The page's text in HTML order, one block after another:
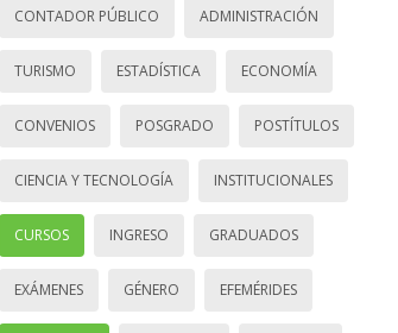
CONTADOR PÚBLICO ADMINISTRACIÓN
TURISMO ESTADÍSTICA ECONOMÍA
CONVENIOS POSGRADO POSTÍTULOS
CIENCIA Y TECNOLOGÍA INSTITUCIONALES
CURSOS INGRESO GRADUADOS
EXÁMENES GÉNERO EFEMÉRIDES